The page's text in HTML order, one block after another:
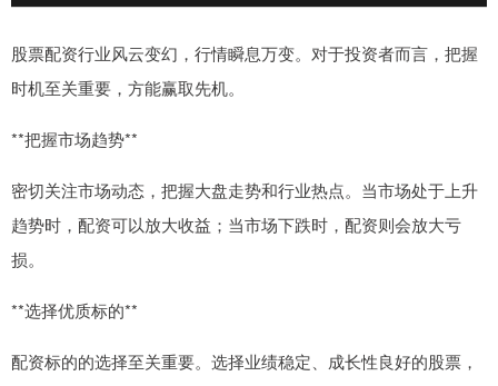
股票配资行业风云变幻，行情瞬息万变。对于投资者而言，把握
时机至关重要，方能赢取先机。
**把握市场趋势**
密切关注市场动态，把握大盘走势和行业热点。当市场处于上升
趋势时，配资可以放大收益；当市场下跌时，配资则会放大亏
损。
**选择优质标的**
配资标的的选择至关重要。选择业绩稳定、成长性良好的股票，